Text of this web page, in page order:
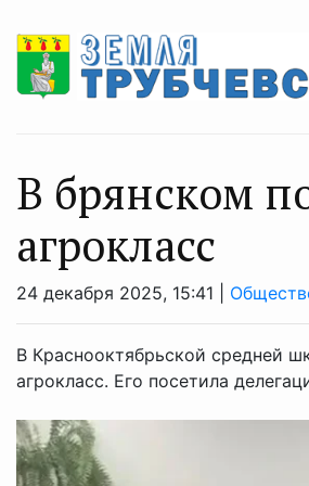
В брянском
агрокласс
24 декабря 2025, 15:41 |
В Краснооктябрьской средней
агрокласс. Его посетила